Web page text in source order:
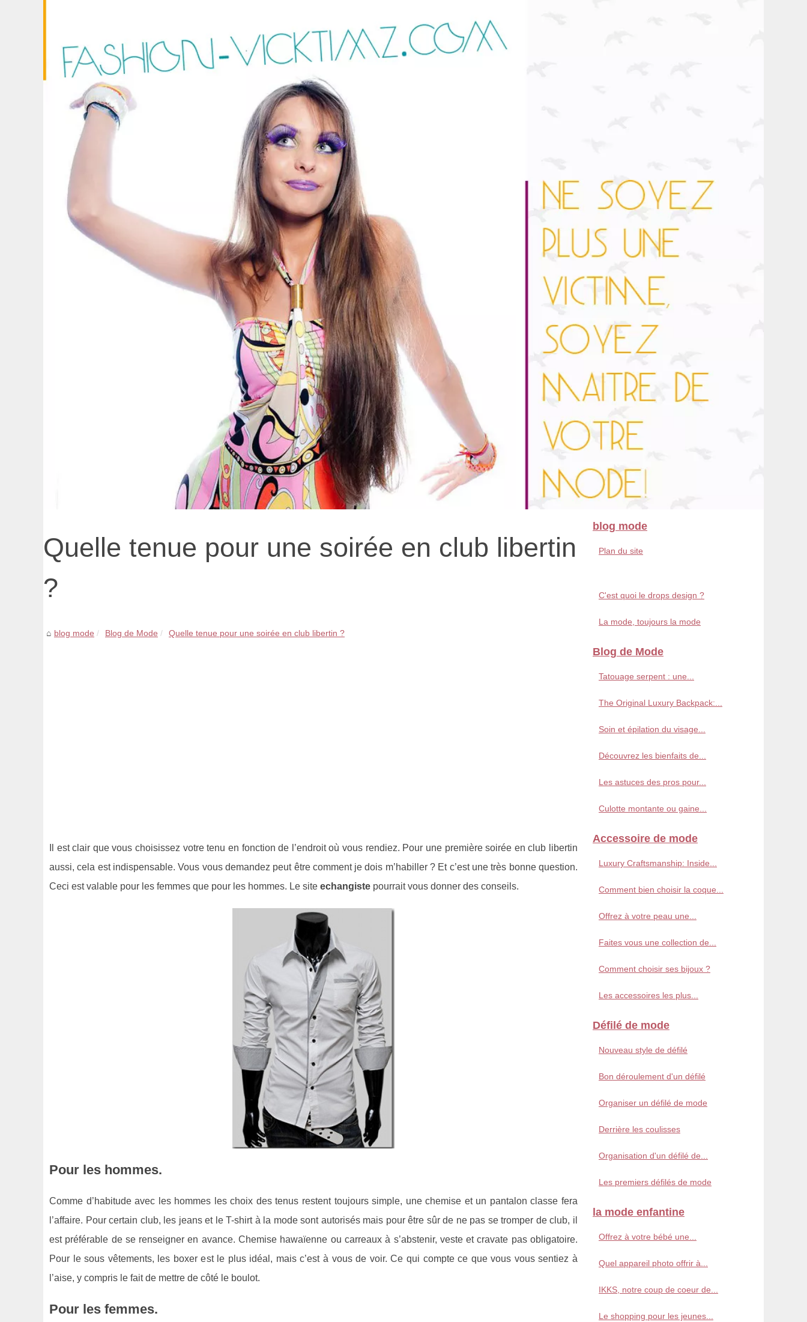
Quelle tenue pour une soirée en club libertin
?
blog mode Blog de Mode Quelle tenue pour une soirée en club libertin ?
Il est clair que vous choisissez votre tenu en fonction de l’endroit où vous rendiez. Pour une première soirée en club libertin
aussi, cela est indispensable. Vous vous demandez peut être comment je dois m’habiller ? Et c’est une très bonne question.
Ceci est valable pour les femmes que pour les hommes. Le site echangiste pourrait vous donner des conseils.
Pour les hommes.
Comme d’habitude avec les hommes les choix des tenus restent toujours simple, une chemise et un pantalon classe fera
l’affaire. Pour certain club, les jeans et le T-shirt à la mode sont autorisés mais pour être sûr de ne pas se tromper de club, il
est préférable de se renseigner en avance. Chemise hawaïenne ou carreaux à s’abstenir, veste et cravate pas obligatoire.
Pour le sous vêtements, les boxer est le plus idéal, mais c’est à vous de voir. Ce qui compte ce que vous vous sentiez à
l’aise, y compris le fait de mettre de côté le boulot.
Pour les femmes.
blog mode
Plan du site
C'est quoi le drops design ?
La mode, toujours la mode
Blog de Mode
Tatouage serpent : une...
The Original Luxury Backpack:...
Soin et épilation du visage...
Découvrez les bienfaits de...
Les astuces des pros pour...
Culotte montante ou gaine...
Accessoire de mode
Luxury Craftsmanship: Inside...
Comment bien choisir la coque...
Offrez à votre peau une...
Faites vous une collection de...
Comment choisir ses bijoux ?
Les accessoires les plus...
Défilé de mode
Nouveau style de défilé
Bon déroulement d'un défilé
Organiser un défilé de mode
Derrière les coulisses
Organisation d'un défilé de...
Les premiers défilés de mode
la mode enfantine
Offrez à votre bébé une...
Quel appareil photo offrir à...
IKKS, notre coup de coeur de...
Le shopping pour les jeunes...